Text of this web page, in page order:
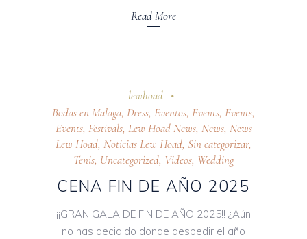
Read More
lewhoad
Bodas en Malaga, Dress, Eventos, Events, Events,
Events, Festivals, Lew Hoad News, News, News
Lew Hoad, Noticias Lew Hoad, Sin categorizar,
Tenis, Uncategorized, Videos, Wedding
CENA FIN DE AÑO 2025
¡¡GRAN GALA DE FIN DE AÑO 2025!! ¿Aún
no has decidido donde despedir el año